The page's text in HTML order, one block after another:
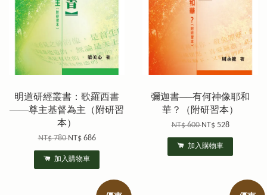
明道研經叢書：歌羅西書
——尊主基督為主（附研習
本）
NT$ 780NT$ 686
加入購物車
彌迦書──有何神像耶和
華？（附研習本）
NT$ 600NT$ 528
加入購物車